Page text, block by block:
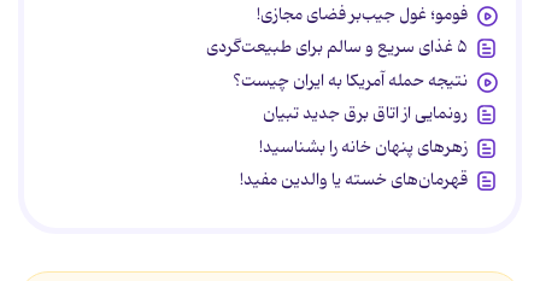
فومو؛ غول جیب‌بر فضای مجازی!
۵ غذای سریع و سالم برای طبیعت‌گردی
نتیجه حمله آمریکا به ایران چیست؟
رونمایی از اتاق برق جدید تبیان
زهرهای پنهان خانه را بشناسید!
قهرمان‌های خسته یا والدین مفید!